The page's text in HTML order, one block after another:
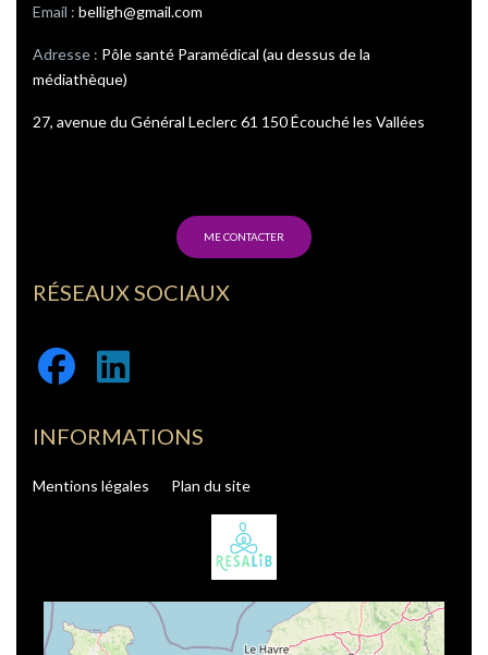
Email : belligh@gmail.com
Adresse : Pôle santé Paramédical (au dessus de la
médiathèque)
27, avenue du Général Leclerc 61 150 Écouché les Vallées
ME CONTACTER
RÉSEAUX SOCIAUX
Facebook
Linkedin
INFORMATIONS
Mentions légales Plan du site